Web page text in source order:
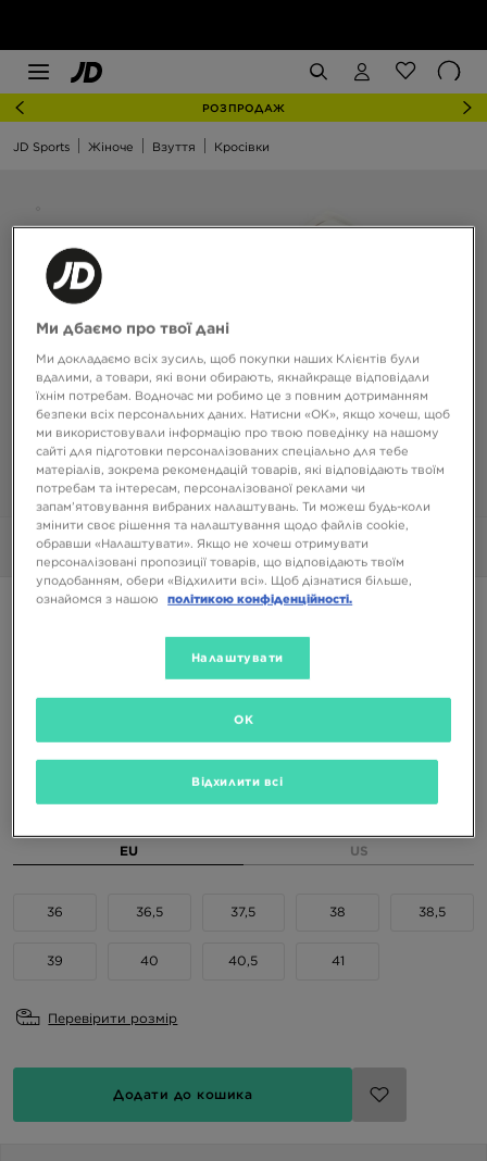
РОЗПРОДАЖ
JD Sports Жіноче Взуття Кросівки
Фото 360°
WMNS JORDAN 1 MID EDG
Доступні Кольори
EU US
36 36,5 37,5 38 38,5
39 40 40,5 41
Перевірити розмір
Додати до кошика
Ми дбаємо про твої дані
Ми докладаємо всіх зусиль, щоб покупки наших Клієнтів були
вдалими, а товари, які вони обирають, якнайкраще відповідали
їхнім потребам. Водночас ми робимо це з повним дотриманням
безпеки всіх персональних даних. Натисни «OK», якщо хочеш, щоб
ми використовували інформацію про твою поведінку на нашому
сайті для підготовки персоналізованих спеціально для тебе
матеріалів, зокрема рекомендацій товарів, які відповідають твоїм
потребам та інтересам, персоналізованої реклами чи
запам’ятовування вибраних налаштувань. Ти можеш будь-коли
змінити своє рішення та налаштування щодо файлів cookie,
обравши «Налаштувати». Якщо не хочеш отримувати
персоналізовані пропозиції товарів, що відповідають твоїм
уподобанням, обери «Відхилити всі». Щоб дізнатися більше,
ознайомся з нашою
політикою конфіденційності.
Налаштувати
Відхилити всі
OK